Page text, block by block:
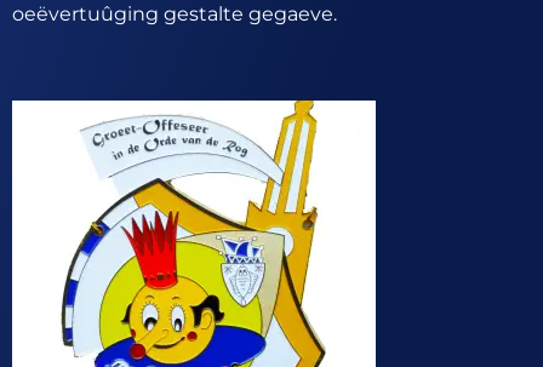
oeëvertuûging gestalte gegaeve.